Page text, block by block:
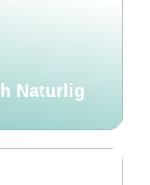
Naturlig